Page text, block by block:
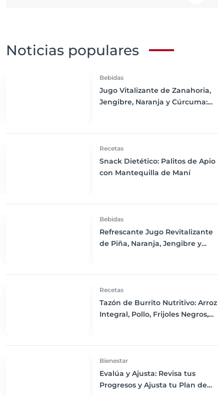
Noticias populares
Bebidas
Jugo Vitalizante de Zanahoria,
Jengibre, Naranja y Cúrcuma:
Recetas
Snack Dietético: Palitos de Apio
con Mantequilla de Maní
Bebidas
Refrescante Jugo Revitalizante
de Piña, Naranja, Jengibre y
Recetas
Tazón de Burrito Nutritivo: Arroz
Integral, Pollo, Frijoles Negros,
Bienestar
Evalúa y Ajusta: Revisa tus
Progresos y Ajusta tu Plan de